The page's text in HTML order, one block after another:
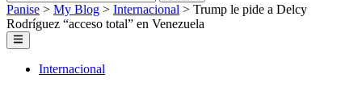
Panise > My Blog > Internacional > Trump le pide a Delcy
Rodríguez “acceso total” en Venezuela
Main
Menu
PostedInternacional